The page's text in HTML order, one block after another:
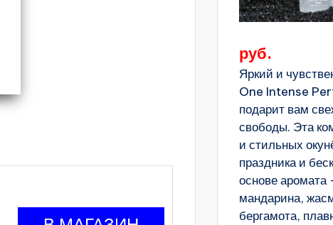
руб.
Яркий и
One Intense
подарит вам
свободы. Эта
и стильных
праздника и
основе
мандарина,
бергамота,